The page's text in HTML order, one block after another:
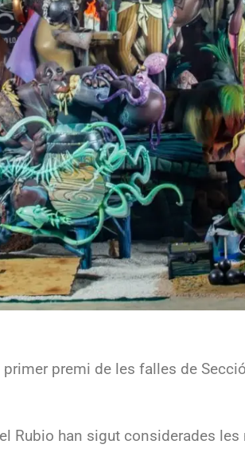
premi de les falles de
Rubio han sigut considerades